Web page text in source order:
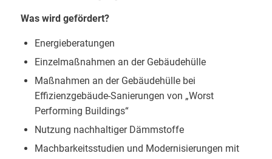
Was wird gefördert?
Energieberatungen
Einzelmaßnahmen an der Gebäudehülle
Maßnahmen an der Gebäudehülle bei
Effizienzgebäude-Sanierungen von „Worst
Performing Buildings“
Nutzung nachhaltiger Dämmstoffe
Machbarkeitsstudien und Modernisierungen mit